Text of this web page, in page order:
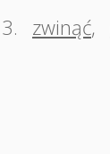
3. zwinąć,